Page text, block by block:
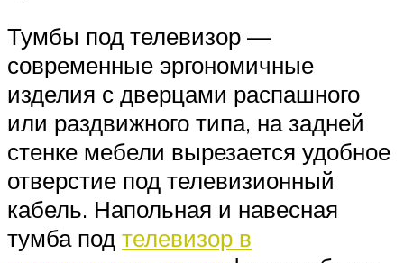
Тумбы под телевизор —
современные эргономичные
изделия с дверцами распашного
или раздвижного типа, на задней
стенке мебели вырезается удобное
отверстие под телевизионный
кабель. Напольная и навесная
тумба под телевизор в